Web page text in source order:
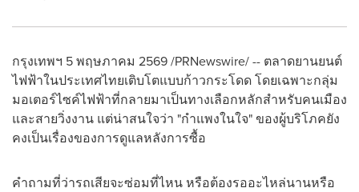
กรุงเทพฯ 5 พฤษภาคม 2569 /PRNewswire/ -- ตลาดยานยนต์
ไฟฟ้าในประเทศไทยเติบโตแบบก้าวกระโดด โดยเฉพาะกลุ่ม
มอเตอร์ไซค์ไฟฟ้าที่กลายมาเป็นทางเลือกหลักสำหรับคนเมือง
และสายวิ่งงาน แต่น่าสนใจว่า "กำแพงในใจ" ของผู้บริโภคยัง
คงเป็นเรื่องของการดูแลหลังการซื้อ
คำถามที่ว่ารถเสียจะซ่อมที่ไหน หรือต้องรออะไหล่นานหรือ